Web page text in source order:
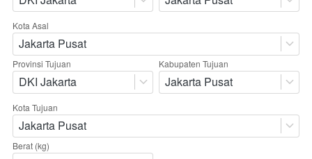
Kota Asal
Jakarta Pusat
Provinsi Tujuan
DKI Jakarta
Kabupaten Tujuan
Jakarta Pusat
Kota Tujuan
Jakarta Pusat
Berat (kg)